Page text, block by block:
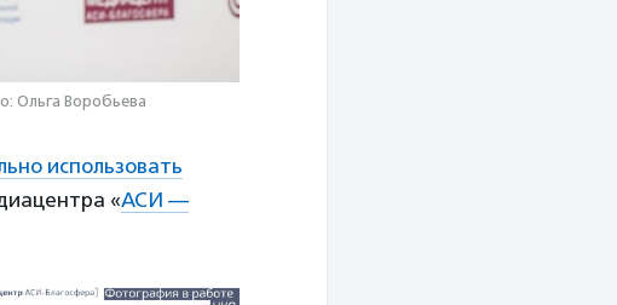
Ольга Воробьева
использовать
«АСИ —